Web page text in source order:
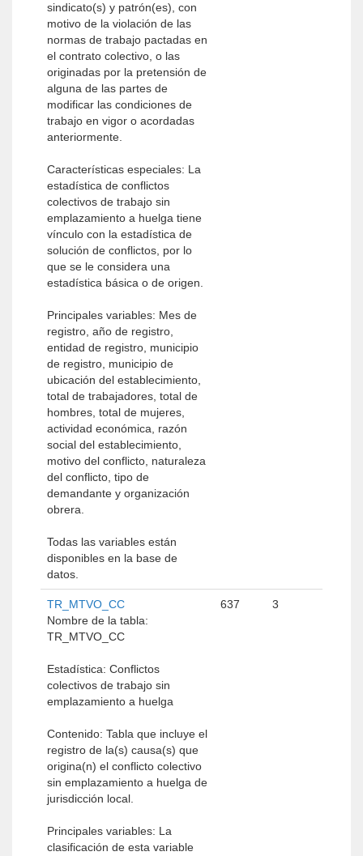
sindicato(s) y patrón(es), con
motivo de la violación de las
normas de trabajo pactadas en
el contrato colectivo, o las
originadas por la pretensión de
alguna de las partes de
modificar las condiciones de
trabajo en vigor o acordadas
anteriormente.
Características especiales: La
estadística de conflictos
colectivos de trabajo sin
emplazamiento a huelga tiene
vínculo con la estadística de
solución de conflictos, por lo
que se le considera una
estadística básica o de origen.
Principales variables: Mes de
registro, año de registro,
entidad de registro, municipio
de registro, municipio de
ubicación del establecimiento,
total de trabajadores, total de
hombres, total de mujeres,
actividad económica, razón
social del establecimiento,
motivo del conflicto, naturaleza
del conflicto, tipo de
demandante y organización
obrera.
Todas las variables están
disponibles en la base de
datos.
TR_MTVO_CC
Nombre de la tabla:
TR_MTVO_CC
Estadística: Conflictos
colectivos de trabajo sin
emplazamiento a huelga
Contenido: Tabla que incluye el
registro de la(s) causa(s) que
origina(n) el conflicto colectivo
sin emplazamiento a huelga de
jurisdicción local.
Principales variables: La
clasificación de esta variable
637 3